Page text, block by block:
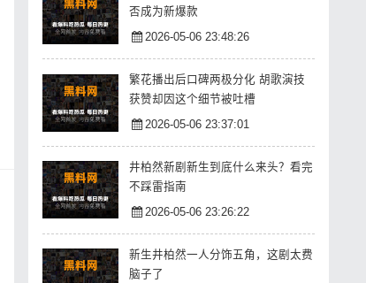
否成为新爆款
2026-05-06 23:48:26
繁花播出后口碑两极分化 胡歌演技
获赞却因这个细节被吐槽
2026-05-06 23:37:01
井柏然新剧新生到底什么来头？看完
不踩雷指南
2026-05-06 23:26:22
新生井柏然一人分饰五角，这剧太费
脑子了